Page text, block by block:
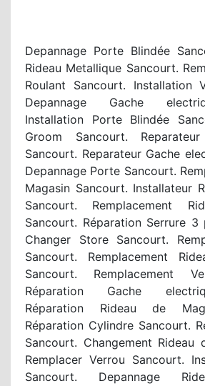
Depannage Porte Blindée
Rideau Metallique Sancourt.
Roulant Sancourt. Installation
Depannage Gache
Installation Porte Blindée
Groom Sancourt.
Sancourt. Reparateur Gache
Depannage Porte Sancourt.
Magasin Sancourt. Installateur
Sancourt. Remplacement
Sancourt. Réparation Serrure 3
Changer Store Sancourt.
Sancourt. Remplacement
Sancourt. Remplacement
Réparation Gache
Réparation Rideau de
Réparation Cylindre Sancourt.
Sancourt. Changement Rideau
Remplacer Verrou Sancourt.
Sancourt. Depannage